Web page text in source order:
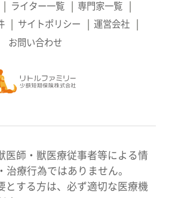
ライター一覧
専門家一覧
サイトポリシー
運営会社
お問い合わせ
医師・獣医療従事者等による情
治療行為ではありません。
とする方は、必ず適切な医療機